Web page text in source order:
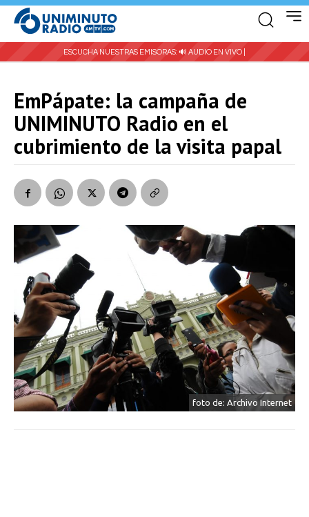
ESCUCHA NUESTRAS EMISORAS: 🔊 AUDIO EN VIVO |
EmPápate: la campaña de
UNIMINUTO Radio en el
cubrimiento de la visita papal
foto de: Archivo Internet